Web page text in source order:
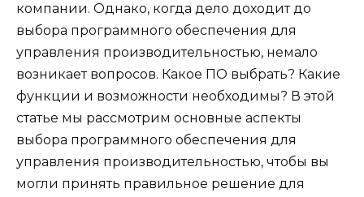
компании. Однако, когда дело доходит до
выбора программного обеспечения для
управления производительностью, немало
возникает вопросов. Какое ПО выбрать? Какие
функции и возможности необходимы? В этой
статье мы рассмотрим основные аспекты
выбора программного обеспечения для
управления производительностью, чтобы вы
могли принять правильное решение для